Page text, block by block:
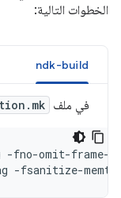
الخطوات التالية:
ndk-build
في ملف
-fno-omit-frame-
-fsanitize-